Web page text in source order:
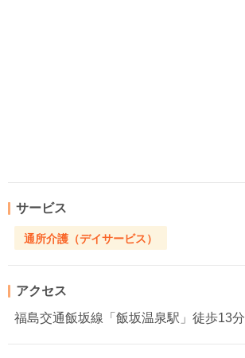
サービス
通所介護（デイサービス）
アクセス
福島交通飯坂線「飯坂温泉駅」徒歩13分